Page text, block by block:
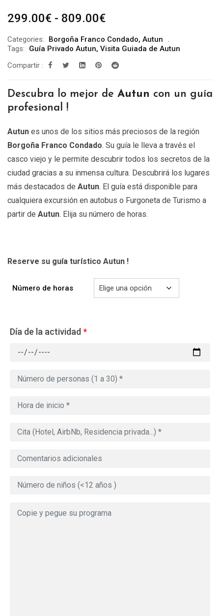
299.00€ - 809.00€Rango
precios:
desde
299.00€
hasta
809.00€
Categories: Borgoña Franco Condado, Autun
Tags:
Guía Privado Autun, Visita Guiada de Autun
Compartir :
Descubra lo mejor de Autun con un guía
profesional !
Autun es unos de los sitios más preciosos de la región
Borgoña Franco Condado. Su guía le lleva a través el
casco viejo y le permite descubrir todos los secretos de la
ciudad gracias a su inmensa cultura. Descubrirá los lugares
más destacados de Autun. El guía está disponible para
cualquiera excursión en autobus o Furgoneta de Turismo a
partir de Autun. Elija su número de horas.
Reserve su guía turístico Autun !
Número de horas
Día de la actividad*